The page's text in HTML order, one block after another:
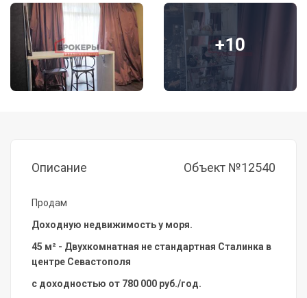
+10
Описание Объект №12540
Продам
Доходную недвижимость у моря.
45 м² - Двухкомнатная не стандартная Сталинка в
центре Севастополя
с доходностью от 780 000 руб./год.